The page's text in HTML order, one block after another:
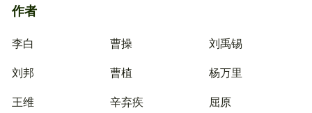
作者
李白 曹操
刘禹锡
刘邦
曹植
杨万里
王维
辛弃疾
屈原